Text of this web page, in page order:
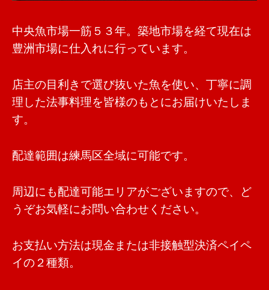
中央魚市場一筋５３年。築地市場を経て現在は
豊洲市場に仕入れに行っています。
店主の目利きで選び抜いた魚を使い、丁寧に調
理した法事料理を皆様のもとにお届けいたしま
す。
配達範囲は練馬区全域に可能です。
周辺にも配達可能エリアがございますので、ど
うぞお気軽にお問い合わせください。
お支払い方法は現金または非接触型決済ペイペ
イの２種類。